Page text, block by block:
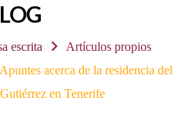
escrita
Artículos propios
Apuntes acerca de la residencia del
en Tenerife